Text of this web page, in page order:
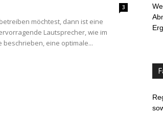
3
möchtest, dann ist eine
Lautsprecher, wie im
eine optimale...